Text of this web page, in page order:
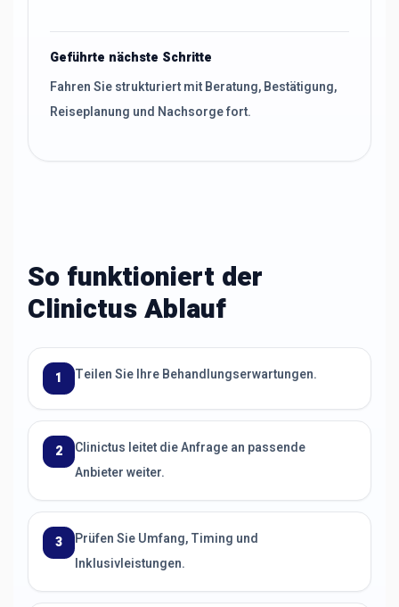
Geführte nächste Schritte
Fahren Sie strukturiert mit Beratung, Bestätigung,
Reiseplanung und Nachsorge fort.
So funktioniert der
Clinictus Ablauf
1 Teilen Sie Ihre Behandlungserwartungen.
2
Clinictus leitet die Anfrage an passende
Anbieter weiter.
3
Prüfen Sie Umfang, Timing und
Inklusivleistungen.